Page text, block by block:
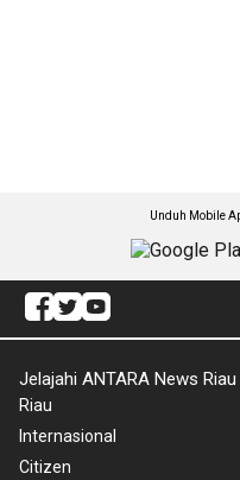
Unduh Mobile
Jelajahi ANTARA News Riau
Riau
Internasional
Citizen